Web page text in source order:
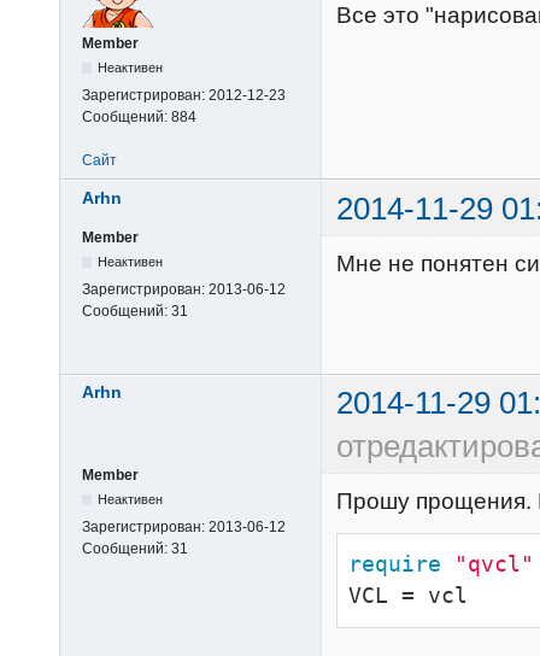
Member
Неактивен
Зарегистрирован: 2012-12-23
Сообщений: 884
Все это
Сайт
Arhn 2014-11-29
Member
Неактивен
Зарегистрирован: 2013-06-12
Сообщений: 31
Мне не понятен
Arhn
2014-11-29
Member
Неактивен
Зарегистрирован: 2013-06-12
Сообщений: 31
Прошу прощения.
require
"qvcl"
VCL = vcl